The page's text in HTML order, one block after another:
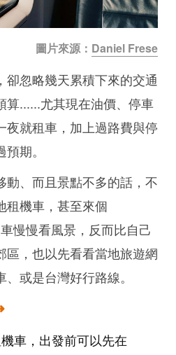
圖片來源： Daniel Frese
卻忽略幾天累積下來的交通
算......尤其現在油價、停車
夜就租車，加上過路費與停
期。
動、而且景點不多的話，不
租機車，甚至來個
慢慢看風景，反而比自己
區，也以先看看當地旅遊網
或是台灣好行路線。
車，出發前可以先在